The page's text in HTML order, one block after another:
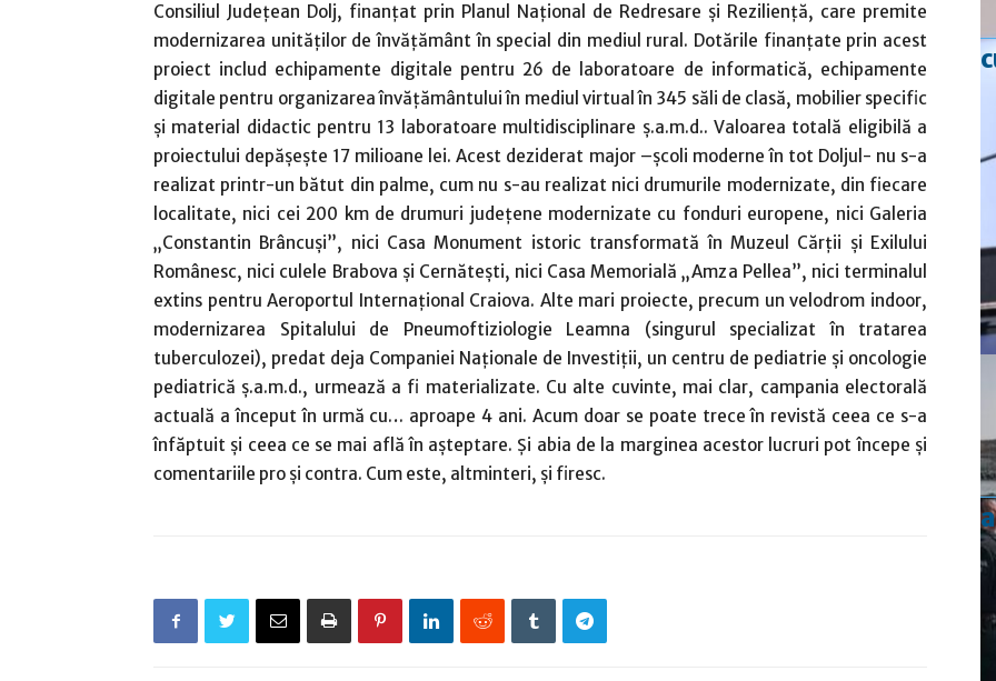
Consiliul Judeţean Dolj, finanţat prin Planul Naţional de Redresare şi Rezilienţă, care premite
modernizarea unităţilor de învăţământ în special din mediul rural. Dotările finanţate prin acest
proiect includ echipamente digitale pentru 26 de laboratoare de informatică, echipamente
digitale pentru organizarea învăţământului în mediul virtual în 345 săli de clasă, mobilier specific
şi material didactic pentru 13 laboratoare multidisciplinare ş.a.m.d.. Valoarea totală eligibilă a
proiectului depăşeşte 17 milioane lei. Acest deziderat major –şcoli moderne în tot Doljul- nu s-a
realizat printr-un bătut din palme, cum nu s-au realizat nici drumurile modernizate, din fiecare
localitate, nici cei 200 km de drumuri judeţene modernizate cu fonduri europene, nici Galeria
„Constantin Brâncuşi”, nici Casa Monument istoric transformată în Muzeul Cărţii şi Exilului
Românesc, nici culele Brabova şi Cernăteşti, nici Casa Memorială „Amza Pellea”, nici terminalul
extins pentru Aeroportul Internaţional Craiova. Alte mari proiecte, precum un velodrom indoor,
modernizarea Spitalului de Pneumoftiziologie Leamna (singurul specializat în tratarea
tuberculozei), predat deja Companiei Naţionale de Investiţii, un centru de pediatrie şi oncologie
pediatrică ş.a.m.d., urmează a fi materializate. Cu alte cuvinte, mai clar, campania electorală
actuală a început în urmă cu… aproape 4 ani. Acum doar se poate trece în revistă ceea ce s-a
înfăptuit şi ceea ce se mai află în aşteptare. Şi abia de la marginea acestor lucruri pot începe şi
comentariile pro şi contra. Cum este, altminteri, şi firesc.